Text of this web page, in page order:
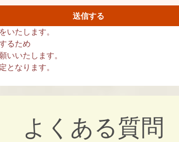
送信する
いたします。
るため
いいたします。
となります。
よくある質問